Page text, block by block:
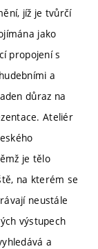
jíž je tvůrčí
jako
propojení s
a
důraz na
Ateliér
je tělo
na kterém se
neustále
výstupech
a